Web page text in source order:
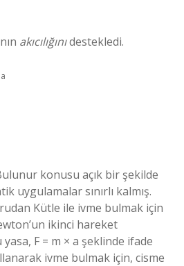
akıcılığınıdestekledi.
konusu açık bir şekilde
uygulamalar sınırlı kalmış.
Kütle ile ivme bulmak için
ikinci hareket
yasa, F = m × a şeklinde ifade
ivme bulmak için, cisme